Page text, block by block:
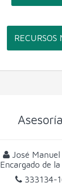
José
Encargado de
333134-